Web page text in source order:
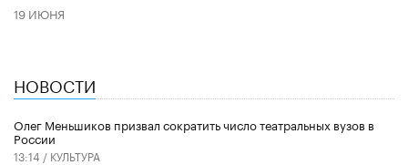
19 ИЮНЯ
НОВОСТИ
Олег Меньшиков призвал сократить число театральных вузов в
России
13:14 / КУЛЬТУРА